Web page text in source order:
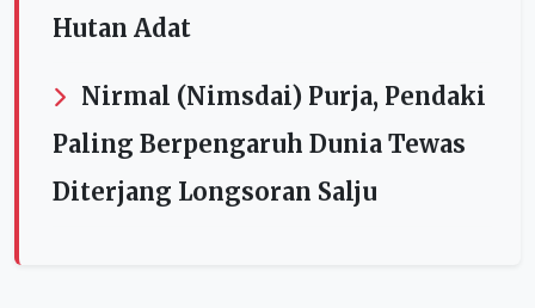
Hutan Adat
Nirmal (Nimsdai) Purja, Pendaki
Paling Berpengaruh Dunia Tewas
Diterjang Longsoran Salju